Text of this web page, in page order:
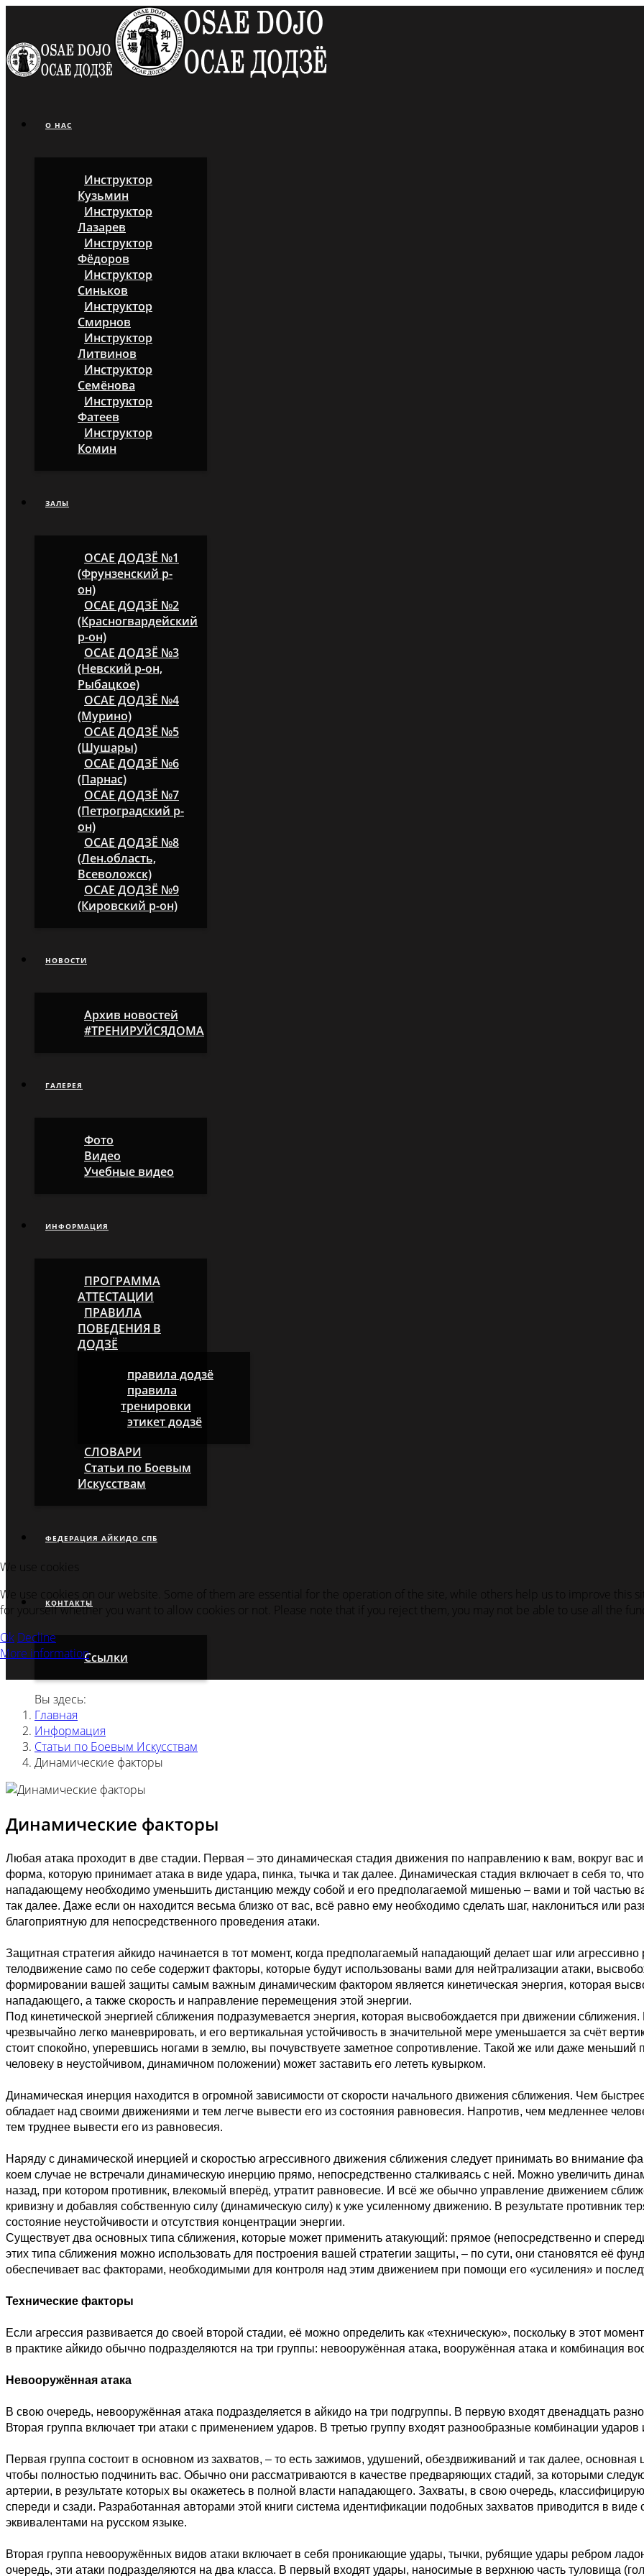
О НАС
Инструктор
Кузьмин
Инструктор
Лазарев
Инструктор
Фёдоров
Инструктор
Синьков
Инструктор
Смирнов
Инструктор
Литвинов
Инструктор
Семёнова
Инструктор
Фатеев
Инструктор
Комин
ЗАЛЫ
ОСАЕ ДОДЗЁ №1
(Фрунзенский р-
он)
ОСАЕ ДОДЗЁ №2
(Красногвардейский
р-он)
ОСАЕ ДОДЗЁ №3
(Невский р-он,
Рыбацкое)
ОСАЕ ДОДЗЁ №4
(Мурино)
ОСАЕ ДОДЗЁ №5
(Шушары)
ОСАЕ ДОДЗЁ №6
(Парнас)
ОСАЕ ДОДЗЁ №7
(Петроградский р-
он)
ОСАЕ ДОДЗЁ №8
(Лен.область,
Всеволожск)
ОСАЕ ДОДЗЁ №9
(Кировский р-он)
НОВОСТИ
Архив новостей
#ТРЕНИРУЙСЯДОМА
ГАЛЕРЕЯ
Фото
Видео
Учебные видео
ИНФОРМАЦИЯ
ПРОГРАММА
АТТЕСТАЦИИ
ПРАВИЛА
ПОВЕДЕНИЯ В
ДОДЗЁ
правила додзё
правила
тренировки
этикет додзё
СЛОВАРИ
Статьи по Боевым
Искусствам
ФЕДЕРАЦИЯ АЙКИДО СПБ
КОНТАКТЫ
Ссылки
Вы здесь:
Главная
Информация
Статьи по Боевым Искусствам
Динамические факторы
Динамические факторы
Любая атака проходит в две стадии. Первая – это динамическая стадия движения по направлению к вам, вокруг вас и
форма, которую принимает атака в виде удара, пинка, тычка и так далее. Динамическая стадия включает в себя то,
нападающему необходимо уменьшить дистанцию между собой и его предполагаемой мишенью – вами и той частью
так далее. Даже если он находится весьма близко от вас, всё равно ему необходимо сделать шаг, наклониться или
благоприятную для непосредственного проведения атаки.
Защитная стратегия айкидо начинается в тот момент, когда предполагаемый нападающий делает шаг или
телодвижение само по себе содержит факторы, которые будут использованы вами для нейтрализации атаки,
формировании вашей защиты самым важным динамическим фактором является кинетическая энергия, которая
нападающего, а также скорость и направление перемещения этой энергии.
Под кинетической энергией сближения подразумевается энергия, которая высвобождается при движении
чрезвычайно легко маневрировать, и его вертикальная устойчивость в значительной мере уменьшается за счёт
стоит спокойно, уперевшись ногами в землю, вы почувствуете заметное сопротивление. Такой же или даже
человеку в неустойчивом, динамичном положении) может заставить его лететь кувырком.
Динамическая инерция находится в огромной зависимости от скорости начального движения сближения. Чем
обладает над своими движениями и тем легче вывести его из состояния равновесия. Напротив, чем медленнее
тем труднее вывести его из равновесия.
Наряду с динамической инерцией и скоростью агрессивного движения сближения следует принимать во внимание
коем случае не встречали динамическую инерцию прямо, непосредственно сталкиваясь с ней. Можно увеличить
назад, при котором противник, влекомый вперёд, утратит равновесие. И всё же обычно управление движением
кривизну и добавляя собственную силу (динамическую силу) к уже усиленному движению. В результате противник
состояние неустойчивости и отсутствия концентрации энергии.
Существует два основных типа сближения, которые может применить атакующий: прямое (непосредственно и
этих типа сближения можно использовать для построения вашей стратегии защиты, – по сути, они становятся её
обеспечивает вас факторами, необходимыми для контроля над этим движением при помощи его «усиления» и
Технические факторы
Если агрессия развивается до своей второй стадии, её можно определить как «техническую», поскольку в этот
в практике айкидо обычно подразделяются на три группы: невооружённая атака, вооружённая атака и комбинация
Невооружённая атака
В свою очередь, невооружённая атака подразделяется в айкидо на три подгруппы. В первую входят двенадцать
Вторая группа включает три атаки с применением ударов. В третью группу входят разнообразные комбинации ударов
Первая группа состоит в основном из захватов, – то есть зажимов, удушений, обездвиживаний и так далее,
чтобы полностью подчинить вас. Обычно они рассматриваются в качестве предваряющих стадий, за которыми
артерии, в результате которых вы окажетесь в полной власти нападающего. Захваты, в свою очередь,
спереди и сзади. Разработанная авторами этой книги система идентификации подобных захватов приводится в
эквивалентами на русском языке.
Вторая группа невооружённых видов атаки включает в себя проникающие удары, тычки, рубящие удары ребром
очередь, эти атаки подразделяются на два класса. В первый входят удары, наносимые в верхнюю часть туловища
We use cookies
We use cookies on our website. Some of them are essential for the operation of the site, while others help us to improve this
for yourself whether you want to allow cookies or not. Please note that if you reject them, you may not be able to use all the
Ok Decline
More information